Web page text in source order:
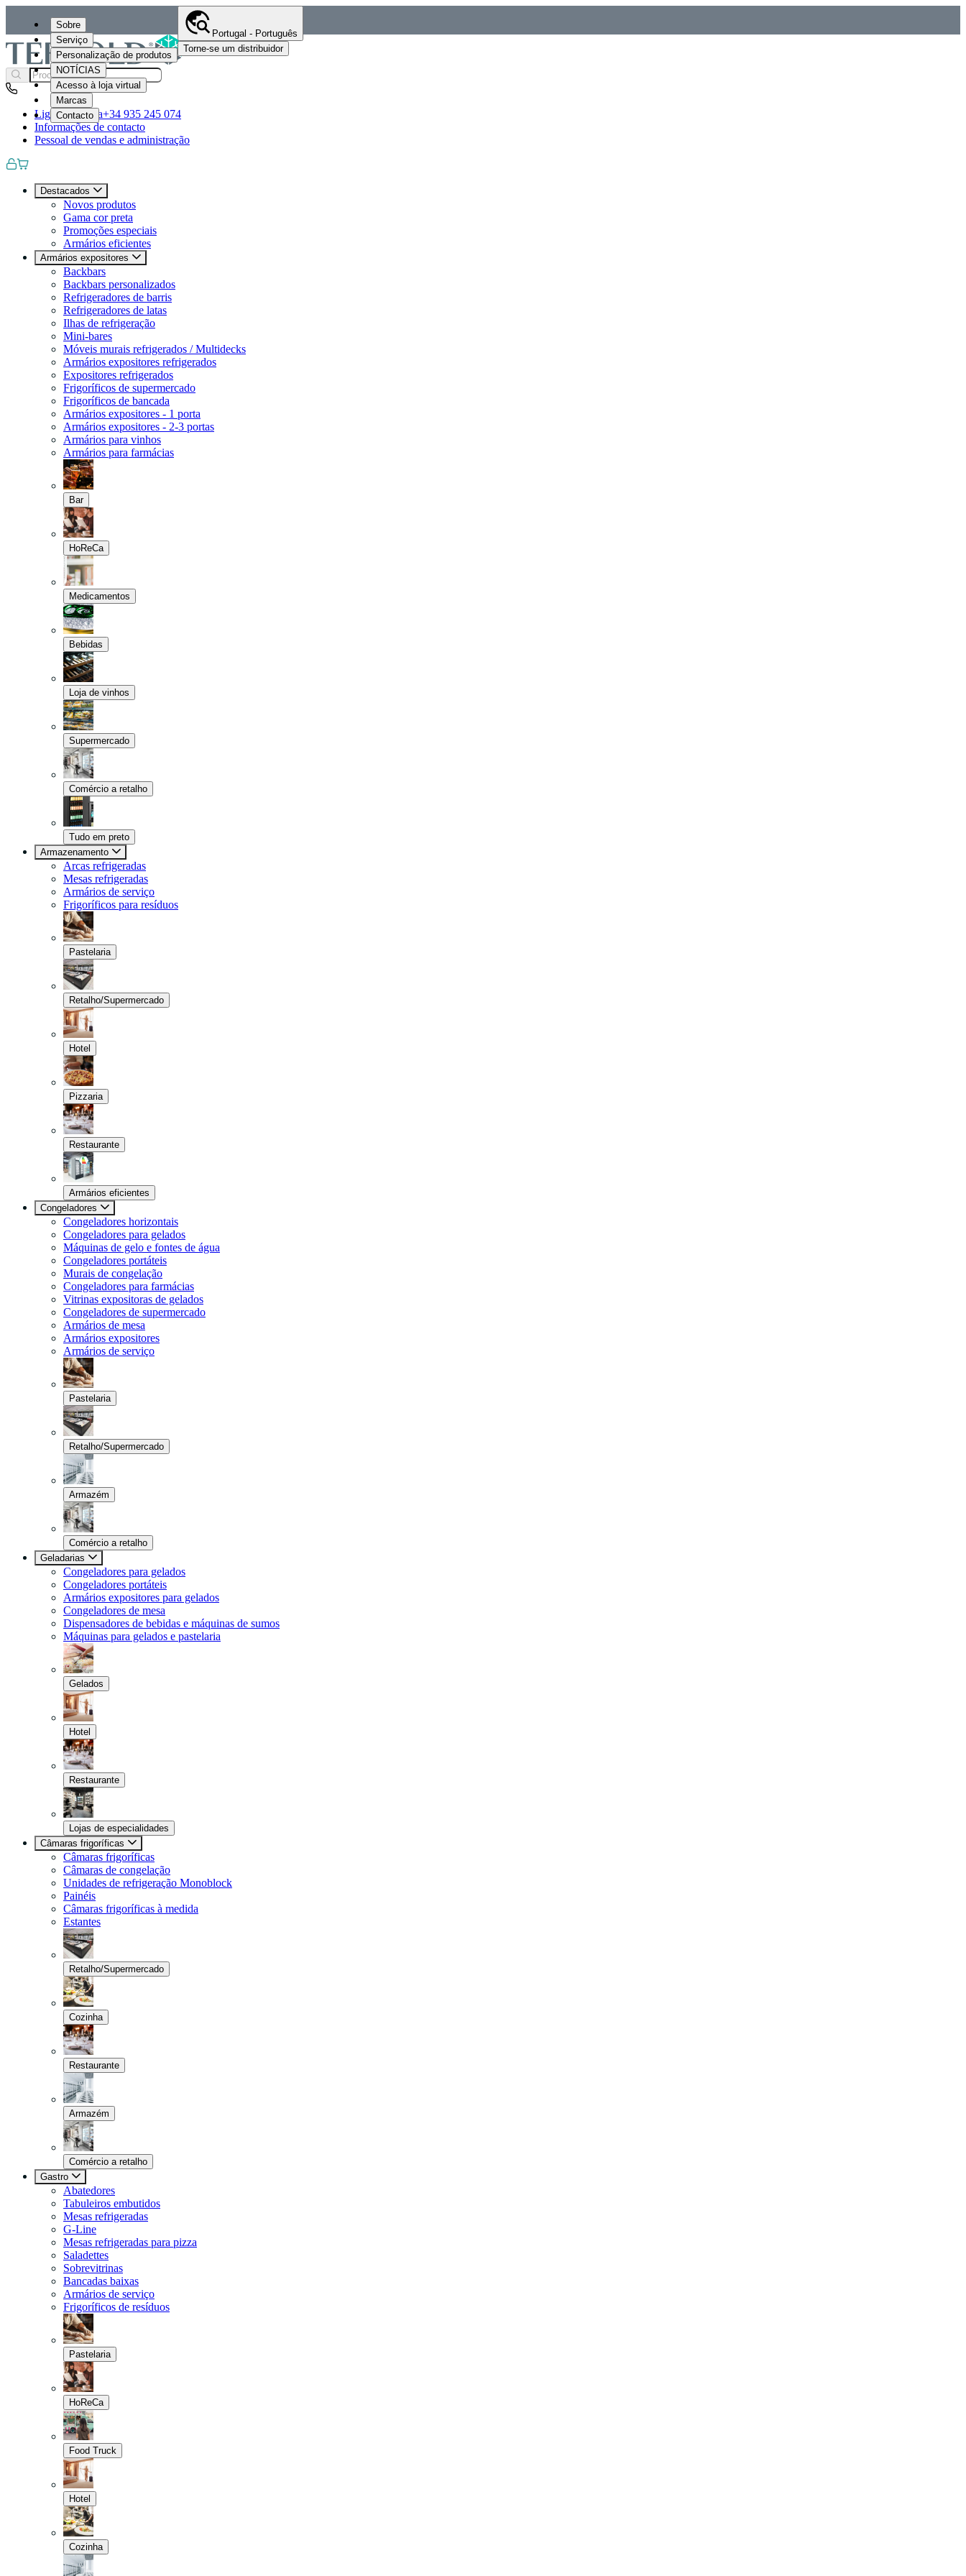
Sobre
Serviço
Personalização de produtos
NOTÍCIAS
Acesso à loja virtual
Marcas
Contacto
Portugal - Português
Torne-se um distribuidor
Ligue-nos para+34 935 245 074
Informações de contacto
Pessoal de vendas e administração
Destacados
Novos produtos
Gama cor preta
Promoções especiais
Armários eficientes
Armários expositores
Backbars
Backbars personalizados
Refrigeradores de barris
Refrigeradores de latas
Ilhas de refrigeração
Mini-bares
Móveis murais refrigerados / Multidecks
Armários expositores refrigerados
Expositores refrigerados
Frigoríficos de supermercado
Frigoríficos de bancada
Armários expositores - 1 porta
Armários expositores - 2-3 portas
Armários para vinhos
Armários para farmácias
Bar
HoReCa
Medicamentos
Bebidas
Loja de vinhos
Supermercado
Comércio a retalho
Tudo em preto
Armazenamento
Arcas refrigeradas
Mesas refrigeradas
Armários de serviço
Frigoríficos para resíduos
Pastelaria
Retalho/Supermercado
Hotel
Pizzaria
Restaurante
Armários eficientes
Congeladores
Congeladores horizontais
Congeladores para gelados
Máquinas de gelo e fontes de água
Congeladores portáteis
Murais de congelação
Congeladores para farmácias
Vitrinas expositoras de gelados
Congeladores de supermercado
Armários de mesa
Armários expositores
Armários de serviço
Pastelaria
Retalho/Supermercado
Armazém
Comércio a retalho
Geladarias
Congeladores para gelados
Congeladores portáteis
Armários expositores para gelados
Congeladores de mesa
Dispensadores de bebidas e máquinas de sumos
Máquinas para gelados e pastelaria
Gelados
Hotel
Restaurante
Lojas de especialidades
Câmaras frigoríficas
Câmaras frigoríficas
Câmaras de congelação
Unidades de refrigeração Monoblock
Painéis
Câmaras frigoríficas à medida
Estantes
Retalho/Supermercado
Cozinha
Restaurante
Armazém
Comércio a retalho
Gastro
Abatedores
Tabuleiros embutidos
Mesas refrigeradas
G-Line
Mesas refrigeradas para pizza
Saladettes
Sobrevitrinas
Bancadas baixas
Armários de serviço
Frigoríficos de resíduos
Pastelaria
HoReCa
Food Truck
Hotel
Cozinha